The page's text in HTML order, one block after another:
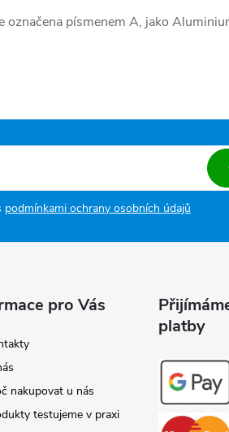
písmenem A, jako
podmínkami ochrany osobních údajů
pro Vás
nakupovat u nás
testujeme v praxi
platby